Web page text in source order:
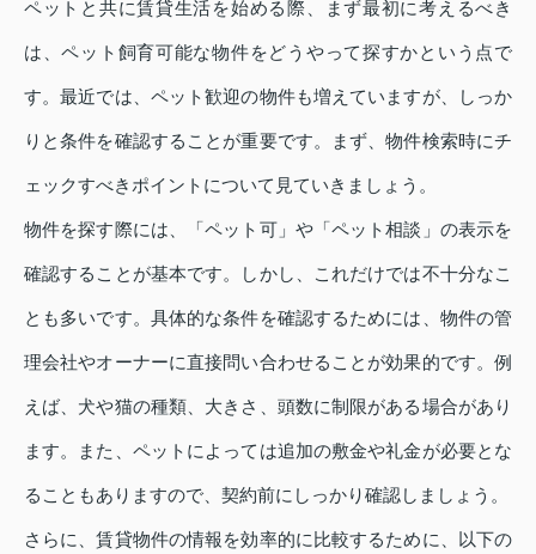
ペットと共に賃貸生活を始める際、まず最初に考えるべき
は、ペット飼育可能な物件をどうやって探すかという点で
す。最近では、ペット歓迎の物件も増えていますが、しっか
りと条件を確認することが重要です。まず、物件検索時にチ
ェックすべきポイントについて見ていきましょう。
物件を探す際には、「ペット可」や「ペット相談」の表示を
確認することが基本です。しかし、これだけでは不十分なこ
とも多いです。具体的な条件を確認するためには、物件の管
理会社やオーナーに直接問い合わせることが効果的です。例
えば、犬や猫の種類、大きさ、頭数に制限がある場合があり
ます。また、ペットによっては追加の敷金や礼金が必要とな
ることもありますので、契約前にしっかり確認しましょう。
さらに、賃貸物件の情報を効率的に比較するために、以下の